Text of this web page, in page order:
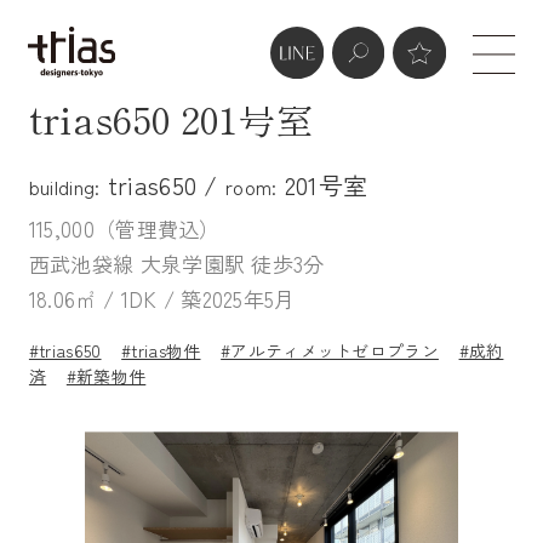
trias650 201号室
building: trias650 / room: 201号室
115,000（管理費込）
西武池袋線 大泉学園駅 徒歩3分
18.06㎡ / 1DK / 築2025年5月
#trias650 #trias物件 #アルティメットゼロプラン
#成約
済
#新築物件